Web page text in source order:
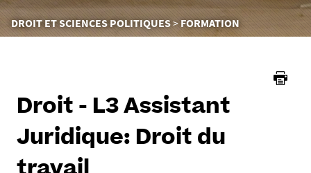
Vous
êtes
DROIT ET SCIENCES POLITIQUES FORMATION
Droit - L3 Assistant
Juridique: Droit du